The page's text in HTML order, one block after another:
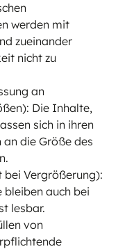
werden mit
zueinander
nicht zu
an
Die Inhalte,
sich in ihren
die Größe des
Vergrößerung):
auch bei
lesbar.
von